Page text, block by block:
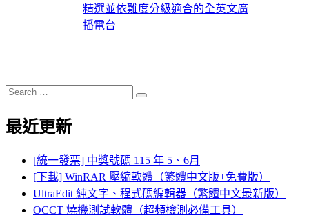
精選並依難度分級適合的全英文廣
播電台
Search
for:
Search
最近更新
[統一發票] 中獎號碼 115 年 5、6月
[下載] WinRAR 壓縮軟體（繁體中文版+免費版）
UltraEdit 純文字、程式碼編輯器（繁體中文最新版）
OCCT 燒機測試軟體（超頻檢測必備工具）